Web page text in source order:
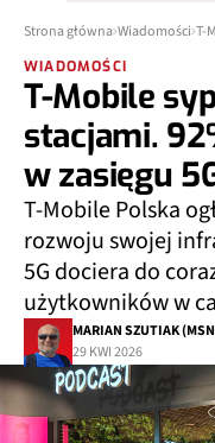
Strona główna Wiadomości
WIADOMOŚCI
T-Mobile
stacjami.
w zasięgu
T-Mobile Polska
rozwoju swojej
5G dociera do
użytkowników w
MARIAN SZUTIAK
29 KWI 2026